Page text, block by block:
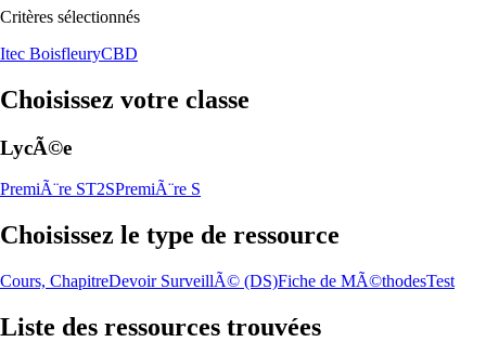
Critères sélectionnés
Itec BoisfleuryCBD
Choisissez votre classe
LycÃ©e
PremiÃ¨re ST2SPremiÃ¨re S
Choisissez le type de ressource
Cours, ChapitreDevoir SurveillÃ© (DS)Fiche de MÃ©thodesTest
Liste des ressources trouvées